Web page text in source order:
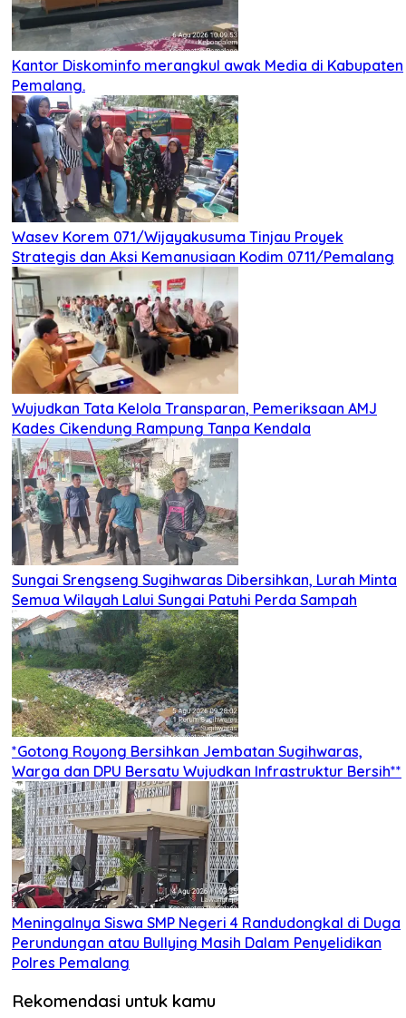
Kantor Diskominfo merangkul awak Media di Kabupaten
Pemalang.
Wasev Korem 071/Wijayakusuma Tinjau Proyek
Strategis dan Aksi Kemanusiaan Kodim 0711/Pemalang
Wujudkan Tata Kelola Transparan, Pemeriksaan AMJ
Kades Cikendung Rampung Tanpa Kendala
Sungai Srengseng Sugihwaras Dibersihkan, Lurah Minta
Semua Wilayah Lalui Sungai Patuhi Perda Sampah
*Gotong Royong Bersihkan Jembatan Sugihwaras,
Warga dan DPU Bersatu Wujudkan Infrastruktur Bersih**
Meningalnya Siswa SMP Negeri 4 Randudongkal di Duga
Perundungan atau Bullying Masih Dalam Penyelidikan
Polres Pemalang
Rekomendasi untuk kamu